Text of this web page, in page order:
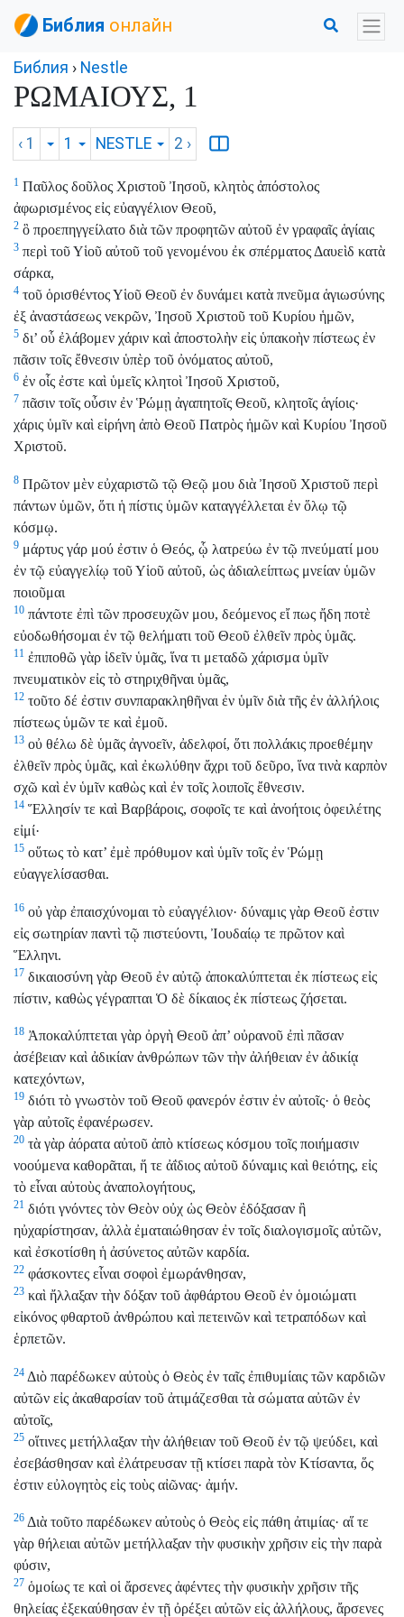
Библия онлайн
Библия › Nestle
ΡΩΜΑΙΟΥΣ, 1
‹ 1 1 NESTLE 2 ›
1 Παῦλος δοῦλος Χριστοῦ Ἰησοῦ, κλητὸς ἀπόστολος
ἀφωρισμένος εἰς εὐαγγέλιον Θεοῦ,
2 ὃ προεπηγγείλατο διὰ τῶν προφητῶν αὐτοῦ ἐν γραφαῖς ἁγίαις
3 περὶ τοῦ Υἱοῦ αὐτοῦ τοῦ γενομένου ἐκ σπέρματος Δαυεὶδ κατὰ
σάρκα,
4 τοῦ ὁρισθέντος Υἱοῦ Θεοῦ ἐν δυνάμει κατὰ πνεῦμα ἁγιωσύνης
ἐξ ἀναστάσεως νεκρῶν, Ἰησοῦ Χριστοῦ τοῦ Κυρίου ἡμῶν,
5 δι’ οὗ ἐλάβομεν χάριν καὶ ἀποστολὴν εἰς ὑπακοὴν πίστεως ἐν
πᾶσιν τοῖς ἔθνεσιν ὑπὲρ τοῦ ὀνόματος αὐτοῦ,
6 ἐν οἷς ἐστε καὶ ὑμεῖς κλητοὶ Ἰησοῦ Χριστοῦ,
7 πᾶσιν τοῖς οὖσιν ἐν Ῥώμῃ ἀγαπητοῖς Θεοῦ, κλητοῖς ἁγίοις·
χάρις ὑμῖν καὶ εἰρήνη ἀπὸ Θεοῦ Πατρὸς ἡμῶν καὶ Κυρίου Ἰησοῦ
Χριστοῦ.
8 Πρῶτον μὲν εὐχαριστῶ τῷ Θεῷ μου διὰ Ἰησοῦ Χριστοῦ περὶ
πάντων ὑμῶν, ὅτι ἡ πίστις ὑμῶν καταγγέλλεται ἐν ὅλῳ τῷ
κόσμῳ.
9 μάρτυς γάρ μού ἐστιν ὁ Θεός, ᾧ λατρεύω ἐν τῷ πνεύματί μου
ἐν τῷ εὐαγγελίῳ τοῦ Υἱοῦ αὐτοῦ, ὡς ἀδιαλείπτως μνείαν ὑμῶν
ποιοῦμαι
10 πάντοτε ἐπὶ τῶν προσευχῶν μου, δεόμενος εἴ πως ἤδη ποτὲ
εὐοδωθήσομαι ἐν τῷ θελήματι τοῦ Θεοῦ ἐλθεῖν πρὸς ὑμᾶς.
11 ἐπιποθῶ γὰρ ἰδεῖν ὑμᾶς, ἵνα τι μεταδῶ χάρισμα ὑμῖν
πνευματικὸν εἰς τὸ στηριχθῆναι ὑμᾶς,
12 τοῦτο δέ ἐστιν συνπαρακληθῆναι ἐν ὑμῖν διὰ τῆς ἐν ἀλλήλοις
πίστεως ὑμῶν τε καὶ ἐμοῦ.
13 οὐ θέλω δὲ ὑμᾶς ἀγνοεῖν, ἀδελφοί, ὅτι πολλάκις προεθέμην
ἐλθεῖν πρὸς ὑμᾶς, καὶ ἐκωλύθην ἄχρι τοῦ δεῦρο, ἵνα τινὰ καρπὸν
σχῶ καὶ ἐν ὑμῖν καθὼς καὶ ἐν τοῖς λοιποῖς ἔθνεσιν.
14 Ἕλλησίν τε καὶ Βαρβάροις, σοφοῖς τε καὶ ἀνοήτοις ὀφειλέτης
εἰμί·
15 οὕτως τὸ κατ’ ἐμὲ πρόθυμον καὶ ὑμῖν τοῖς ἐν Ῥώμῃ
εὐαγγελίσασθαι.
16 οὐ γὰρ ἐπαισχύνομαι τὸ εὐαγγέλιον· δύναμις γὰρ Θεοῦ ἐστιν
εἰς σωτηρίαν παντὶ τῷ πιστεύοντι, Ἰουδαίῳ τε πρῶτον καὶ
Ἕλληνι.
17 δικαιοσύνη γὰρ Θεοῦ ἐν αὐτῷ ἀποκαλύπτεται ἐκ πίστεως εἰς
πίστιν, καθὼς γέγραπται Ὁ δὲ δίκαιος ἐκ πίστεως ζήσεται.
18 Ἀποκαλύπτεται γὰρ ὀργὴ Θεοῦ ἀπ’ οὐρανοῦ ἐπὶ πᾶσαν
ἀσέβειαν καὶ ἀδικίαν ἀνθρώπων τῶν τὴν ἀλήθειαν ἐν ἀδικίᾳ
κατεχόντων,
19 διότι τὸ γνωστὸν τοῦ Θεοῦ φανερόν ἐστιν ἐν αὐτοῖς· ὁ θεὸς
γὰρ αὐτοῖς ἐφανέρωσεν.
20 τὰ γὰρ ἀόρατα αὐτοῦ ἀπὸ κτίσεως κόσμου τοῖς ποιήμασιν
νοούμενα καθορᾶται, ἥ τε ἀΐδιος αὐτοῦ δύναμις καὶ θειότης, εἰς
τὸ εἶναι αὐτοὺς ἀναπολογήτους,
21 διότι γνόντες τὸν Θεὸν οὐχ ὡς Θεὸν ἐδόξασαν ἢ
ηὐχαρίστησαν, ἀλλὰ ἐματαιώθησαν ἐν τοῖς διαλογισμοῖς αὐτῶν,
καὶ ἐσκοτίσθη ἡ ἀσύνετος αὐτῶν καρδία.
22 φάσκοντες εἶναι σοφοὶ ἐμωράνθησαν,
23 καὶ ἤλλαξαν τὴν δόξαν τοῦ ἀφθάρτου Θεοῦ ἐν ὁμοιώματι
εἰκόνος φθαρτοῦ ἀνθρώπου καὶ πετεινῶν καὶ τετραπόδων καὶ
ἑρπετῶν.
24 Διὸ παρέδωκεν αὐτοὺς ὁ Θεὸς ἐν ταῖς ἐπιθυμίαις τῶν καρδιῶν
αὐτῶν εἰς ἀκαθαρσίαν τοῦ ἀτιμάζεσθαι τὰ σώματα αὐτῶν ἐν
αὐτοῖς,
25 οἵτινες μετήλλαξαν τὴν ἀλήθειαν τοῦ Θεοῦ ἐν τῷ ψεύδει, καὶ
ἐσεβάσθησαν καὶ ἐλάτρευσαν τῇ κτίσει παρὰ τὸν Κτίσαντα, ὅς
ἐστιν εὐλογητὸς εἰς τοὺς αἰῶνας· ἀμήν.
26 Διὰ τοῦτο παρέδωκεν αὐτοὺς ὁ Θεὸς εἰς πάθη ἀτιμίας· αἵ τε
γὰρ θήλειαι αὐτῶν μετήλλαξαν τὴν φυσικὴν χρῆσιν εἰς τὴν παρὰ
φύσιν,
27 ὁμοίως τε καὶ οἱ ἄρσενες ἀφέντες τὴν φυσικὴν χρῆσιν τῆς
θηλείας ἐξεκαύθησαν ἐν τῇ ὀρέξει αὐτῶν εἰς ἀλλήλους, ἄρσενες